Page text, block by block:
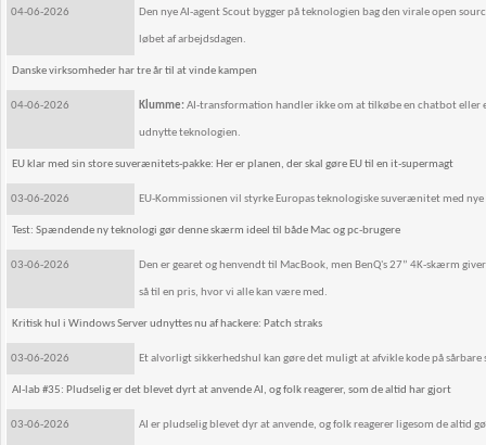
04-06-2026 Den nye AI-agent Scout bygger på teknologien bag den virale open
løbet af arbejdsdagen.
Danske virksomheder har tre år til at vinde kampen
04-06-2026 Klumme:AI-transformation handler ikke om at tilkøbe en chatbot
udnytte teknologien.
EU klar med sin store suverænitets-pakke: Her er planen, der skal gøre EU til en it-supermagt
03-06-2026 EU-Kommissionen vil styrke Europas teknologiske suverænitet med
Test: Spændende ny teknologi gør denne skærm ideel til både Mac og pc-brugere
03-06-2026 Den er gearet og henvendt til MacBook, men BenQ's 27” 4K-skærm
så til en pris, hvor vi alle kan være med.
Kritisk hul i Windows Server udnyttes nu af hackere: Patch straks
03-06-2026 Et alvorligt sikkerhedshul kan gøre det muligt at afvikle kode på
AI-lab #35: Pludselig er det blevet dyrt at anvende AI, og folk reagerer, som de altid har gjort
03-06-2026 AI er pludselig blevet dyr at anvende, og folk reagerer ligesom de altid